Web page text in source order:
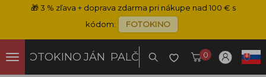
🎁3 % zľava + doprava zdarma pri nákupe nad 100 € s
kódom:
FOTOKINO
FOTOKINO JÁN PALČO 0